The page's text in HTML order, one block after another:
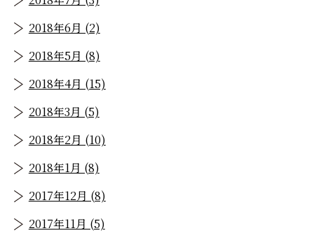
2018年6月 (2)
2018年5月 (8)
2018年4月 (15)
2018年3月 (5)
2018年2月 (10)
2018年1月 (8)
2017年12月 (8)
2017年11月 (5)